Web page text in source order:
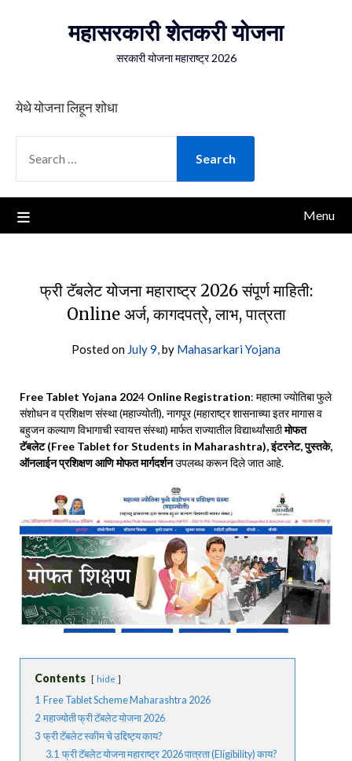
महासरकारी शेतकरी योजना
सरकारी योजना महाराष्ट्र 2026
येथे योजना लिहून शोधा
FOR:
Menu
फ्री टॅबलेट योजना महाराष्ट्र 2026 संपूर्ण माहिती:
Online अर्ज, कागदपत्रे, लाभ, पात्रता
Posted on July 9,by Mahasarkari Yojana
Free Tablet Yojana 2024 Online Registration: महात्मा ज्योतिबा फुले
संशोधन व प्रशिक्षण संस्था (महाज्योती), नागपूर (महाराष्ट्र शासनाच्या इतर मागास व
बहुजन कल्याण विभागाची स्वायत्त संस्था) मार्फत राज्यातील विद्यार्थ्यांसाठीमोफत
टॅबलेट (Free Tablet for Students in Maharashtra), इंटरनेट, पुस्तके,
ऑनलाईन प्रशिक्षण आणि मोफत मार्गदर्शनउपलब्ध करून दिले जात आहे.
Contents hide
1 Free Tablet Scheme Maharashtra 2026
2 महाज्योती फ्री टॅबलेट योजना 2026
3 फ्री टॅबलेट स्कीम चे उद्दिष्ट्य काय?
3.1 फ्री टॅबलेट योजना महाराष्ट्र 2026 पात्रता (Eligibility) काय?